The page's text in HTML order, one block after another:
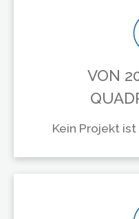
VON
Kein Projekt